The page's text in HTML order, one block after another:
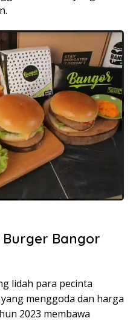
Bangor
lidah para pecinta
menggoda dan harga
2023 membawa